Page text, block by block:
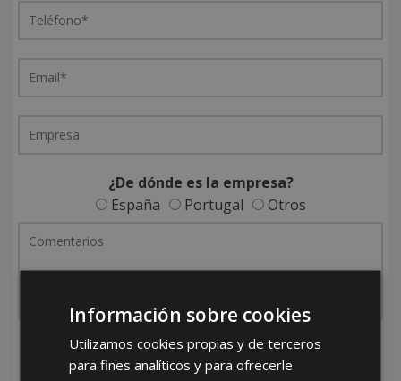
¿De dónde es la empresa?
España
Portugal Otros
He leído y acepto laPolítica de Privacidad
Información sobre cookies
Utilizamos cookies propias y de terceros
para fines analíticos y para ofrecerle